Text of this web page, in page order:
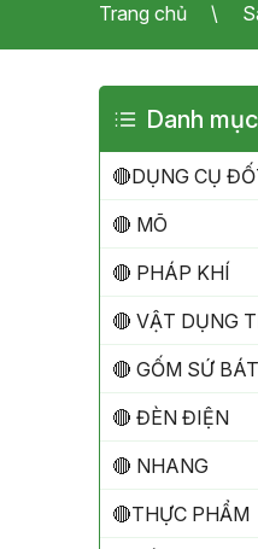
Trang chủ
Danh
🔴DỤNG CỤ
🔴 MÕ
🔴 PHÁP KHÍ
🔴 VẬT DỤNG
🔴 GỐM SỨ
🔴 ĐÈN ĐIỆN
🔴 NHANG
🔴THỰC PHẨM